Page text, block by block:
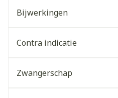
Bijwerkingen
Contra indicatie
Zwangerschap